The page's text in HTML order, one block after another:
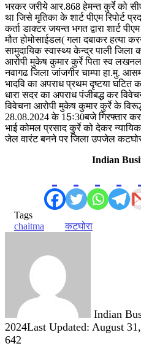
भरकर जरीये आर.868 हेमन्त कुर्रे को
था जिसे मृतिका के शार्ट पीएम रिपोर्ट
कर्ता डाक्टर जयन्त भगत द्वारा शार्ट
मौत होमोसाईडल( गला दबाकर हत्या
सामुदायिक स्वास्थ्य केन्द्र पाली जिला
आरोपी मुकेष कुमार कुर्रे पिता स्व
नवागढ जिला जांजगीर चाम्पा हा.मु.
भादवि का अपराध प्रथम दृष्टया घटित
धारा सदर का अपराध पंजीबद्ध कर
विवेचना आरोपी मुकेष कुमार कुर्रे के
28.08.2024 के 15ः30बजे गिरफ्तार
भाई कोमल प्रसाद कुर्रे को देकर
जेल वारंट बनने पर जिला उपजेल
Indian
Tags
chaitma
कटघोरा
Indian
2024Last Updated: August
642